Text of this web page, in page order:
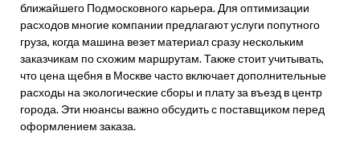
ближайшего Подмосковного карьера. Для оптимизации
расходов многие компании предлагают услуги попутного
груза, когда машина везет материал сразу нескольким
заказчикам по схожим маршрутам. Также стоит учитывать,
что цена щебня в Москве часто включает дополнительные
расходы на экологические сборы и плату за въезд в центр
города. Эти нюансы важно обсудить с поставщиком перед
оформлением заказа.